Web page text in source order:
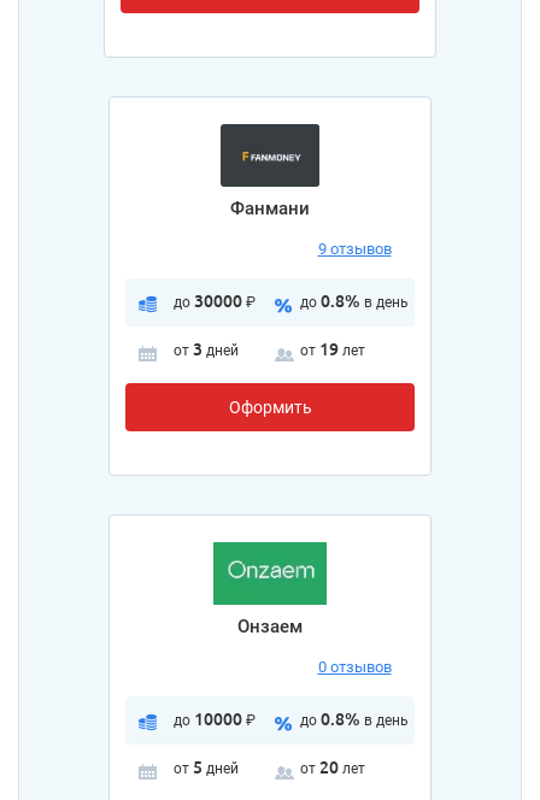
Фанмани
9 отзывов
до 30000 ₽ до 0.8% в день
от 3 дней от 19 лет
Оформить
Онзаем
0 отзывов
до 10000 ₽ до 0.8% в день
от 5 дней от 20 лет